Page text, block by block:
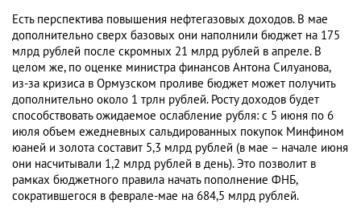
Есть перспектива повышения нефтегазовых доходов. В мае
дополнительно сверх базовых они наполнили бюджет на 175
млрд рублей после скромных 21 млрд рублей в апреле. В
целом же, по оценке министра финансов Антона Силуанова,
из-за кризиса в Ормузском проливе бюджет может получить
дополнительно около 1 трлн рублей. Росту доходов будет
способствовать ожидаемое ослабление рубля: с 5 июня по 6
июля объем ежедневных сальдированных покупок Минфином
юаней и золота составит 5,3 млрд рублей (в мае – начале июня
они насчитывали 1,2 млрд рублей в день). Это позволит в
рамках бюджетного правила начать пополнение ФНБ,
сократившегося в феврале-мае на 684,5 млрд рублей.